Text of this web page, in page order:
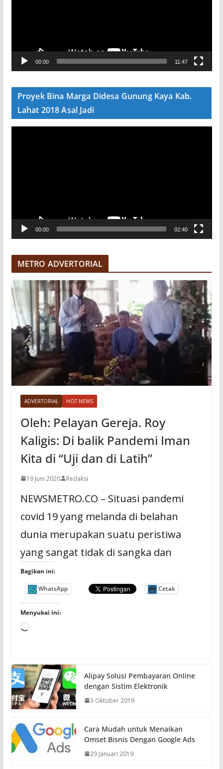
V
e
00:00 11:47
Proyek Bina Marga Didesa Gunung Kaya Kab.
Lahat 2018 Asal Jadi
V
e
00:00 02:40
METRO ADVERTORIAL
ADVERTORIAL HOT NEWS
Oleh: Pelayan Gereja. Roy
Kaligis: Di balik Pandemi Iman
Kita di “Uji dan di Latih”
19 Juni 2020 Redaksi
NEWSMETRO.CO – Situasi pandemi
covid 19 yang melanda di belahan
dunia merupakan suatu peristiwa
yang sangat tidak di sangka dan
Bagikan ini:
WhatsApp Cetak
Menyukai ini:
M
u
a
t
.
Alipay Solusi Pembayaran Online
dengan Sistim Elektronik
3 Oktober 2019
Cara Mudah untuk Menaikan
Omset Bisnis Dengan Google Ads
29 Januari 2019